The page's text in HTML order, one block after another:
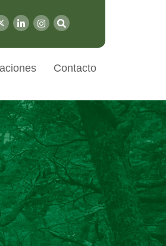
Contacto